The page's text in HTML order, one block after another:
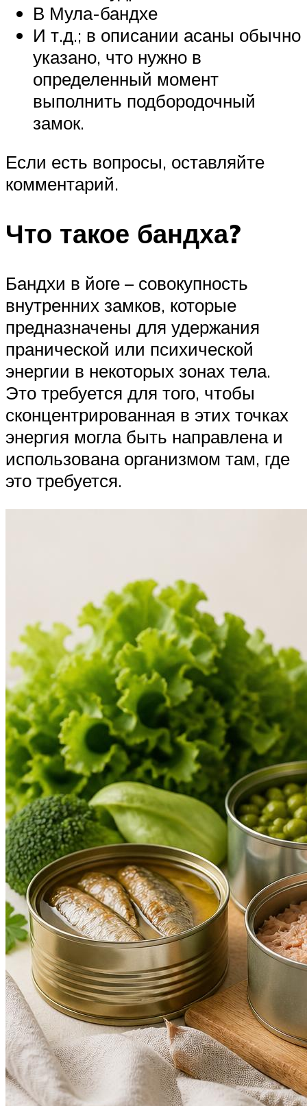
В Мула-бандхе
И т.д.; в описании асаны обычно
указано, что нужно в
определенный момент
выполнить подбородочный
замок.
Если есть вопросы, оставляйте
комментарий.
Что такое бандха?
Бандхи в йоге – совокупность
внутренних замков, которые
предназначены для удержания
пранической или психической
энергии в некоторых зонах тела.
Это требуется для того, чтобы
сконцентрированная в этих точках
энергия могла быть направлена и
использована организмом там, где
это требуется.